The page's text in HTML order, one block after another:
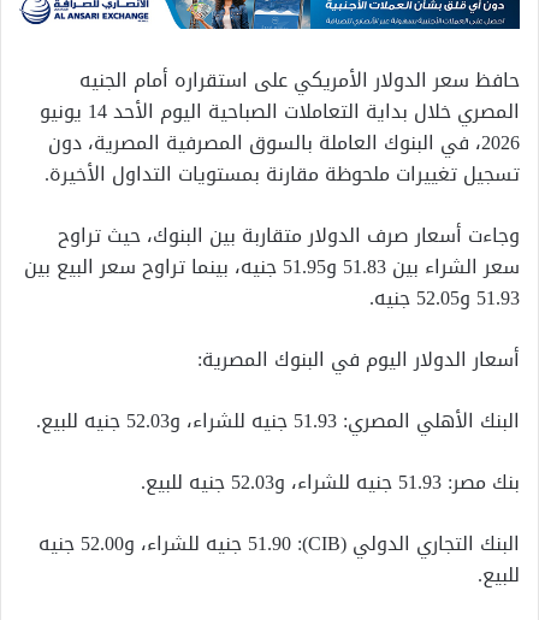
حافظ سعر الدولار الأمريكي على استقراره أمام الجنيه
المصري خلال بداية التعاملات الصباحية اليوم الأحد 14 يونيو
2026، في البنوك العاملة بالسوق المصرفية المصرية، دون
تسجيل تغييرات ملحوظة مقارنة بمستويات التداول الأخيرة.
وجاءت أسعار صرف الدولار متقاربة بين البنوك، حيث تراوح
سعر الشراء بين 51.83 و51.95 جنيه، بينما تراوح سعر البيع بين
51.93 و52.05 جنيه.
أسعار الدولار اليوم في البنوك المصرية:
البنك الأهلي المصري: 51.93 جنيه للشراء، و52.03 جنيه للبيع.
بنك مصر: 51.93 جنيه للشراء، و52.03 جنيه للبيع.
البنك التجاري الدولي (CIB): 51.90 جنيه للشراء، و52.00 جنيه
للبيع.